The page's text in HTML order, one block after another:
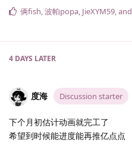
俩fish,波帕popa, JieXYM59, and
4 DAYS LATER
度海 Discussion starter
下个月初估计动画就完工了
希望到时候能进度能再推亿点点